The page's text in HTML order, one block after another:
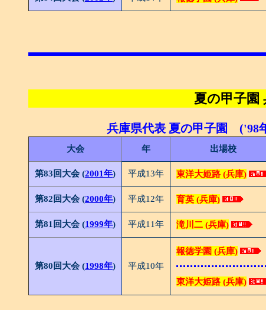
夏の甲子園
兵庫県代表 夏の甲子園 ('98
大会 年 出場校
第83回大会 (2001年) 平成13年 東洋大姫路 (兵庫)
第82回大会 (2000年) 平成12年 育英 (兵庫)
第81回大会 (1999年) 平成11年 滝川二 (兵庫)
第80回大会 (1998年) 平成10年
報徳学園 (兵庫)
東洋大姫路 (兵庫)